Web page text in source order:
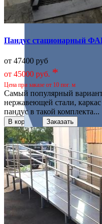
Пандус стационарный
от 47400 руб
от 45000 руб. *
Цена при заказе от 10 пог. м
Самый популярный
нержавеющей стали,
пандус в такой комплекта...